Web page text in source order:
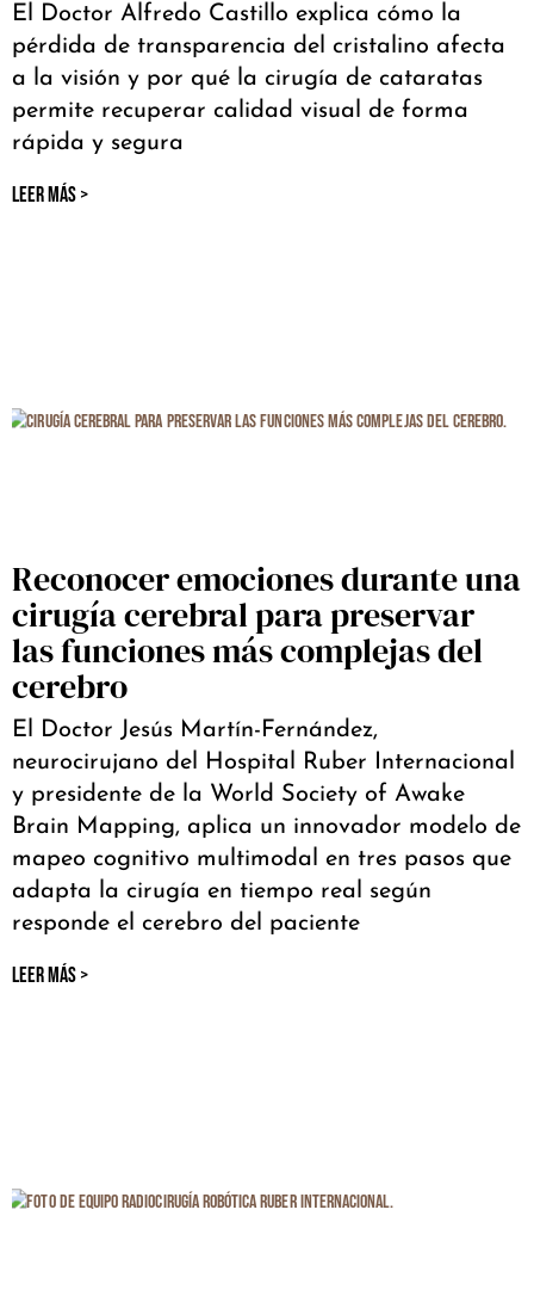
El Doctor Alfredo Castillo explica cómo la
pérdida de transparencia del cristalino afecta
a la visión y por qué la cirugía de cataratas
permite recuperar calidad visual de forma
rápida y segura
LEER MÁS >
Reconocer emociones durante una
cirugía cerebral para preservar
las funciones más complejas del
cerebro
El Doctor Jesús Martín-Fernández,
neurocirujano del Hospital Ruber Internacional
y presidente de la World Society of Awake
Brain Mapping, aplica un innovador modelo de
mapeo cognitivo multimodal en tres pasos que
adapta la cirugía en tiempo real según
responde el cerebro del paciente
LEER MÁS >